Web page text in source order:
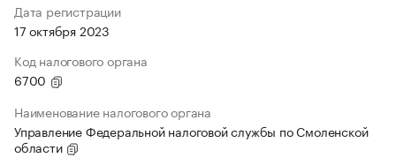
Дата регистрации
17 октября 2023
Код налогового органа
6700
Наименование налогового органа
Управление Федеральной налоговой службы по Смоленской
области